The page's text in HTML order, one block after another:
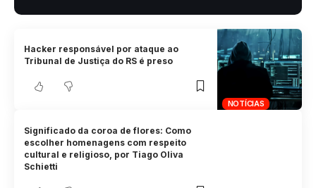
NOTÍCIAS
Hacker responsável por ataque ao
Tribunal de Justiça do RS é preso
Significado da coroa de flores: Como
escolher homenagens com respeito
cultural e religioso, por Tiago Oliva
Schietti